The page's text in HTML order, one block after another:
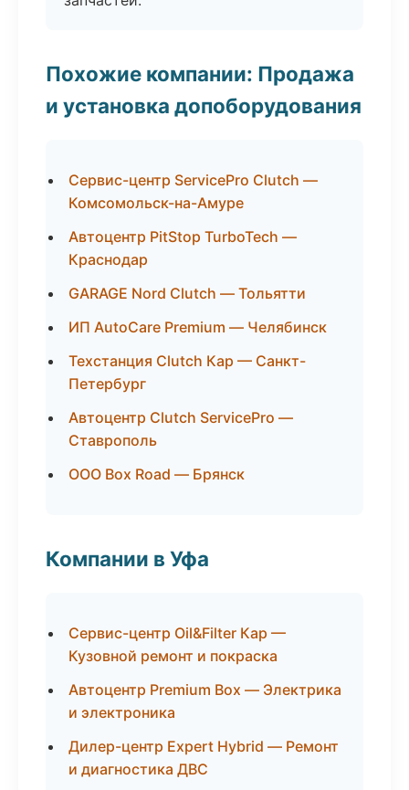
Похожие компании: Продажа
и установка допоборудования
Сервис-центр ServicePro Clutch —
Комсомольск-на-Амуре
Автоцентр PitStop TurboTech —
Краснодар
GARAGE Nord Clutch — Тольятти
ИП AutoCare Premium — Челябинск
Техстанция Clutch Кар — Санкт-
Петербург
Автоцентр Clutch ServicePro —
Ставрополь
ООО Box Road — Брянск
Компании в Уфа
Сервис-центр Oil&Filter Кар —
Кузовной ремонт и покраска
Автоцентр Premium Box — Электрика
и электроника
Дилер-центр Expert Hybrid — Ремонт
и диагностика ДВС